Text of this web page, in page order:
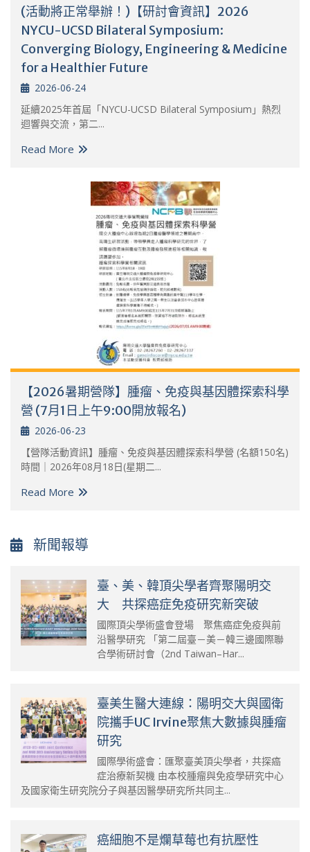
(活動將正常舉辦！)【研討會資訊】2026
NYCU-UCSD Bilateral Symposium:
Converging Biology, Engineering & Medicine
for a Healthier Future
2026-06-24
延續2025年首屆「NYCU-UCSD Bilateral Symposium」熱烈
迴響與交流，第二...
Read More
【2026暑期營隊】腫瘤、免疫與基因體探索科學
營 (7月1日上午9:00開放報名)
2026-06-23
【營隊活動資訊】腫瘤、免疫與基因體探索科學營 (名額150名)
時間｜2026年08月18日(星期二...
Read More
新聞報導
臺、美、韓頂尖學者齊聚陽明交
大 共探癌症免疫研究新突破
國際頂尖學術盛會登場 聚焦癌症免疫與前
沿醫學研究 「第二屆臺－美－韓三邊國際聯
合學術研討會（2nd Taiwan–Har...
臺美生醫大連線：陽明交大與國衛
院攜手UC Irvine聚焦大數據與腫瘤
研究
國際學術盛會：匯聚臺美頂尖學者，共探癌
症治療新契機 由本校腫瘤與免疫學研究中心
及國家衛生研究院分子與基因醫學研究所共同主...
癌細胞不是爛草莓也有抗壓性